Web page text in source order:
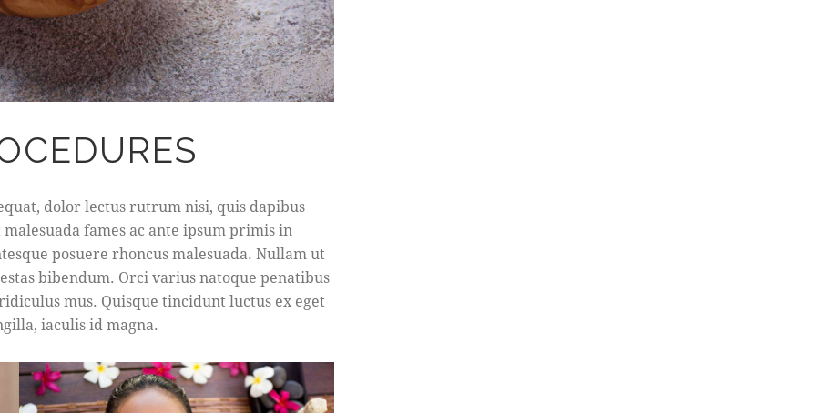
dolor lectus rutrum nisi, quis dapibus
fames ac ante ipsum primis in
posuere rhoncus malesuada. Nullam ut
bibendum. Orci varius natoque penatibus
mus. Quisque tincidunt luctus ex eget
iaculis id magna.